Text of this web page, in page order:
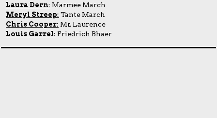
Laura Dern: Marmee March
Meryl Streep: Tante March
Chris Cooper: Mr. Laurence
Louis Garrel: Friedrich Bhaer